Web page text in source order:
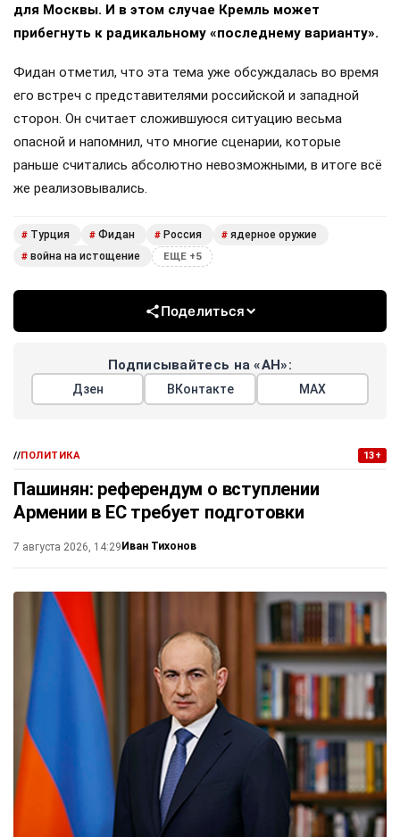
для Москвы. И в этом случае Кремль может
прибегнуть к радикальному «последнему варианту».
Фидан отметил, что эта тема уже обсуждалась во время
его встреч с представителями российской и западной
сторон. Он считает сложившуюся ситуацию весьма
опасной и напомнил, что многие сценарии, которые
раньше считались абсолютно невозможными, в итоге всё
же реализовывались.
# Турция # Фидан # Россия # ядерное оружие
# война на истощение ЕЩЕ +5
Поделиться
Подписывайтесь на «АН»:
Дзен ВКонтакте МАХ
//ПОЛИТИКА 13+
Пашинян: референдум о вступлении
Армении в ЕС требует подготовки
7 августа 2026, 14:29 Иван Тихонов